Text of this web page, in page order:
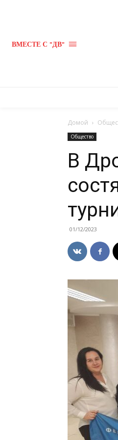
ВМЕСТЕ С "ДВ"
Домой
Общество
В
01/12/2023